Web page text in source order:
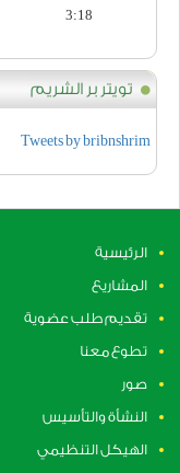
3:18
تويتر بر الشريم
Tweets by bribnshrim
الرئيسية
المشاريع
تقديم طلب عضوية
تطوع معنا
صور
النشأة والتأسيس
الهيكل التنظيمي